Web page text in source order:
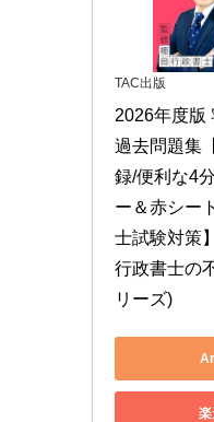
TAC出版
2026年度版
過去問題集
録/便利な4
ー＆赤シー
士試験対策
行政書士の
リーズ)
楽